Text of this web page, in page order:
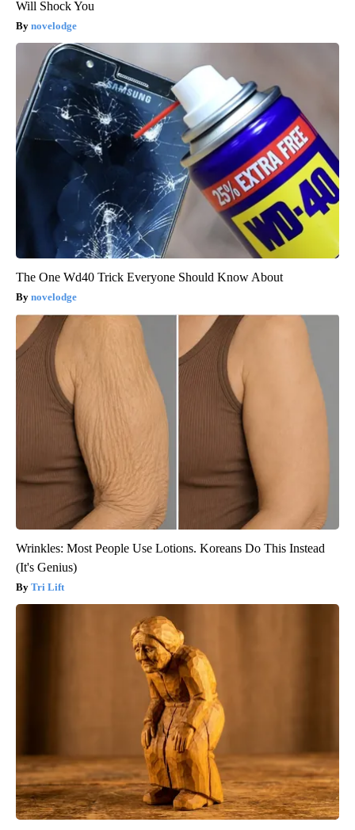
Will Shock You
novelodge
The One Wd40 Trick Everyone Should Know About
novelodge
Wrinkles: Most People Use Lotions. Koreans Do This Instead
(It's Genius)
Tri Lift